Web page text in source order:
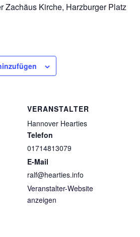
Zachäus Kirche, Harzburger Platz
VERANSTALTER
Hannover Hearties
Telefon
01714813079
E-Mail
ralf@hearties.info
Veranstalter-Website
anzeigen